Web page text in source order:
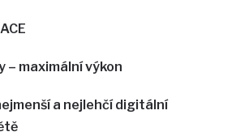
– maximální výkon
a nejlehčí digitální